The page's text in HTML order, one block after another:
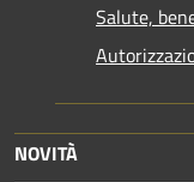
Salute,
NOVITÀ